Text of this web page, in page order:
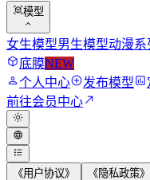
view_in_ar模型
expand_more
女生模型男生模型动漫系
deployed_code底膜NEW
person个人中心add_circle发布模型assessment
前往会员中心north_east
light_mode
language
format_list_bulleted
《用户协议》 《隐私政策》